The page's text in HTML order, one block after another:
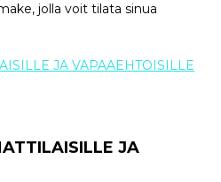
jolla voit tilata sinua
JA VAPAAEHTOISILLE
JA